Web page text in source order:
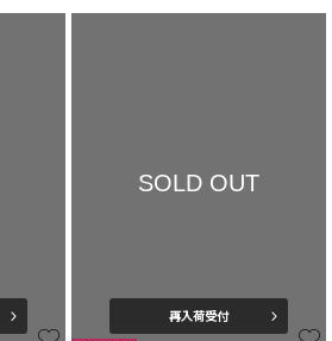
SOLD OUT
再入荷受付